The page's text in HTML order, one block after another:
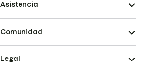
Asistencia
Comunidad
Legal